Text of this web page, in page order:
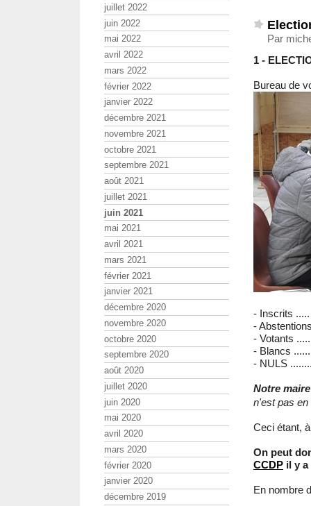
Par
1 -
Bureau de
- Inscrits
-
- Votants
- Blancs
- NULS
Notre
n'est pas en
Ceci étant,
On peut
CCDP il y
En nombre
juillet 2022
juin 2022
mai 2022
avril 2022
mars 2022
février 2022
janvier 2022
décembre 2021
novembre 2021
octobre 2021
septembre 2021
août 2021
juillet 2021
juin 2021
mai 2021
avril 2021
mars 2021
février 2021
janvier 2021
décembre 2020
novembre 2020
octobre 2020
septembre 2020
août 2020
juillet 2020
juin 2020
mai 2020
avril 2020
mars 2020
février 2020
janvier 2020
décembre 2019